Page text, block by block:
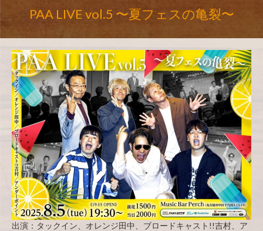
PAA LIVE vol.5 〜夏フェスの亀裂〜
出演：タックイン、オレンジ田中、ブロードキャスト!!吉村、ア